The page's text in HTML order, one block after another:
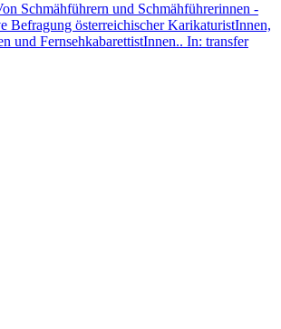
Schmähführern und Schmähführerinnen -
Befragung österreichischer KarikaturistInnen,
und FernsehkabarettistInnen.. In: transfer